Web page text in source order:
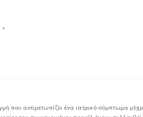
αντιμετωπίζει ένα ιατρικό σύμπτωμα